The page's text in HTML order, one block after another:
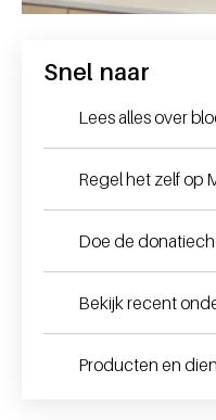
Snel naar
Lees alles over
Regel het zelf op
Doe de
Bekijk recent
Producten en